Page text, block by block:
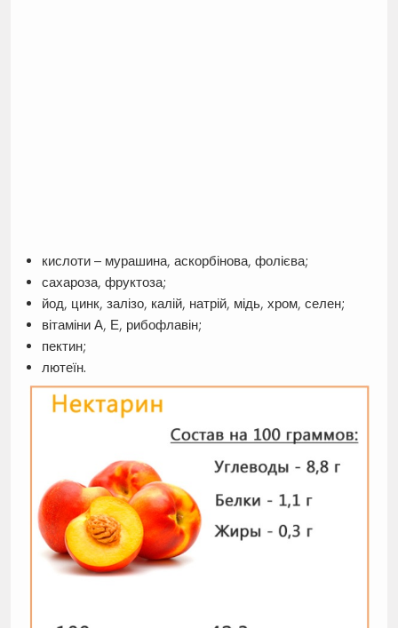
кислоти – мурашина, аскорбінова, фолієва;
сахароза, фруктоза;
йод, цинк, залізо, калій, натрій, мідь, хром, селен;
вітаміни А, Е, рибофлавін;
пектин;
лютеїн.